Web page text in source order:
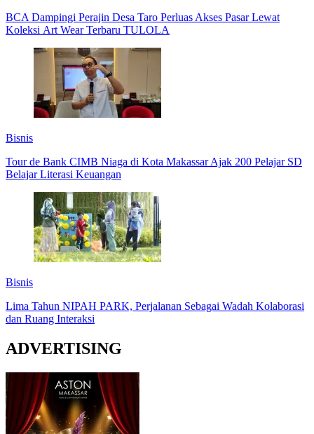
BCA Dampingi Perajin Desa Taro Perluas Akses Pasar Lewat
Koleksi Art Wear Terbaru TULOLA
Bisnis
Tour de Bank CIMB Niaga di Kota Makassar Ajak 200 Pelajar SD
Belajar Literasi Keuangan
Bisnis
Lima Tahun NIPAH PARK, Perjalanan Sebagai Wadah Kolaborasi
dan Ruang Interaksi
ADVERTISING